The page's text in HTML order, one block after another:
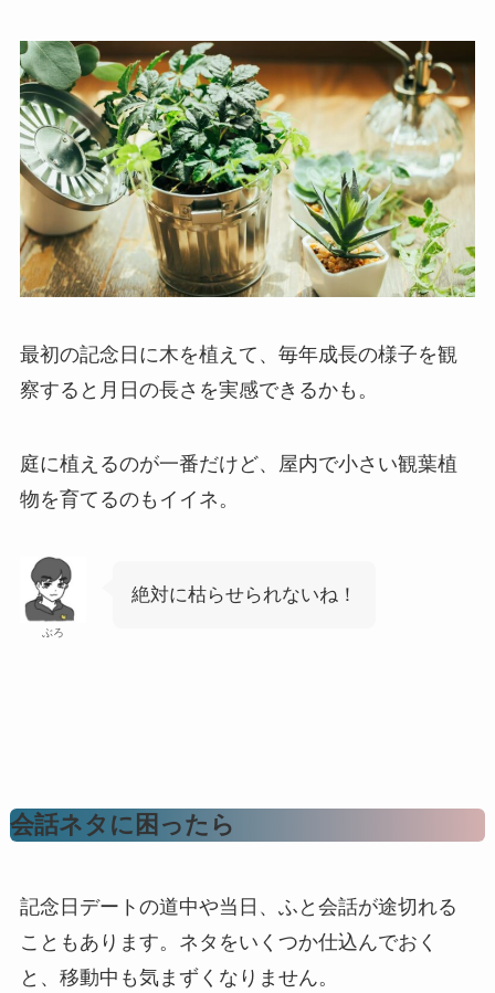
最初の記念日に木を植えて、毎年成長の様子を観
察すると月日の長さを実感できるかも。
庭に植えるのが一番だけど、屋内で小さい観葉植
物を育てるのもイイネ。
ぶろ
絶対に枯らせられないね！
会話ネタに困ったら
記念日デートの道中や当日、ふと会話が途切れる
こともあります。ネタをいくつか仕込んでおく
と、移動中も気まずくなりません。